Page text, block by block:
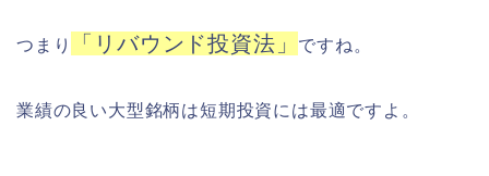
つまり 「リバウンド投資法」 ですね。
業績の良い大型銘柄は短期投資には最適ですよ。